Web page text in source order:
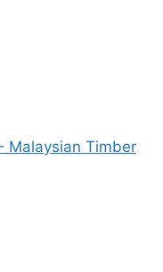
akademik,
dan gaji
sijil berkaitan)
dan
disenaraikan
semula
masih
sila
Malaysian Timber